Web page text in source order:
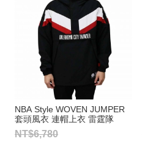
NBA Style WOVEN JUMPER
套頭風衣 連帽上衣 雷霆隊
NT$6,780